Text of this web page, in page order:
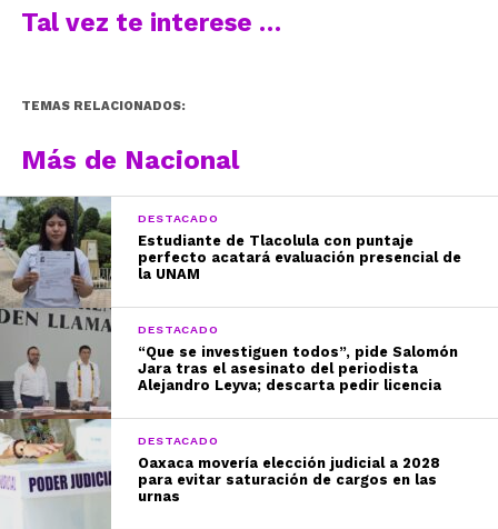
Tal vez te interese …
TEMAS RELACIONADOS:
Más de Nacional
DESTACADO
Estudiante de Tlacolula con puntaje
perfecto acatará evaluación presencial de
la UNAM
DESTACADO
“Que se investiguen todos”, pide Salomón
Jara tras el asesinato del periodista
Alejandro Leyva; descarta pedir licencia
DESTACADO
Oaxaca movería elección judicial a 2028
para evitar saturación de cargos en las
urnas